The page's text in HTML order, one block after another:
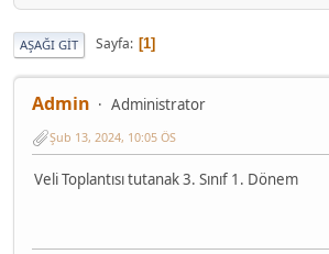
AŞAĞI GIT Sayfa 1
Admin Administrator
Şub 13, 2024, 10:05 ÖS
Veli Toplantısı tutanak 3. Sınıf 1. Dönem